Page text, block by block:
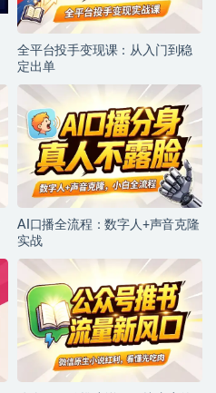
全平台投手变现课：从入门到稳
定出单
AI口播全流程：数字人+声音克隆
实战